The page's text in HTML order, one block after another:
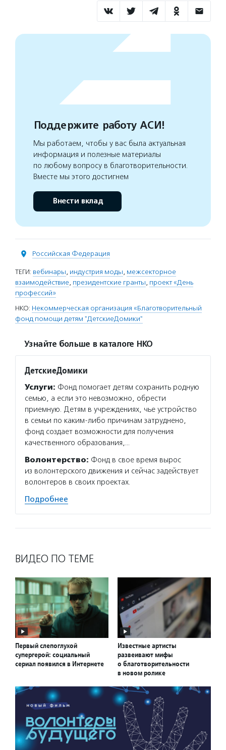
Поддержите работу АСИ!
Мы работаем, чтобы у вас была актуальная
информация и полезные материалы
по любому вопросу в благотворительности.
Вместе мы этого достигнем
Внести вклад
Российская Федерация
ТЕГИ: вебинары, индустрия моды, межсекторное
взаимодействие, президентские гранты, проект «День
профессий»
НКО: Некоммерческая организация «Благотворительный
фонд помощи детям "ДетскиеДомики"
Узнайте больше в каталоге НКО
ДетскиеДомики
Услуги: Фонд помогает детям сохранить родную
семью, а если это невозможно, обрести
приемную. Детям в учреждениях, чье устройство
в семьи по каким-либо причинам затруднено,
фонд создает возможности для получения
качественного образования,…
Волонтерство: Фонд в свое время вырос
из волонтерского движения и сейчас задействует
волонтеров в своих проектах.
Подробнее
ВИДЕО ПО ТЕМЕ
Первый слепоглухой
супергерой: социальный
сериал появился в Интернете
Известные артисты
развеивают мифы
о благотворительности
в новом ролике